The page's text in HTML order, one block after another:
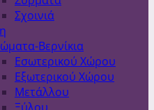
Σχοινιά
Βερνίκια
Εσωτερικού Χώρου
Εξωτερικού Χώρου
Μετάλλου